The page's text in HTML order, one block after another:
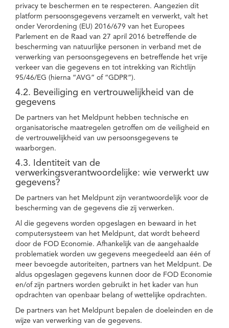
privacy te beschermen en te respecteren. Aangezien dit
platform persoonsgegevens verzamelt en verwerkt, valt het
onder Verordening (EU) 2016/679 van het Europees
Parlement en de Raad van 27 april 2016 betreffende de
bescherming van natuurlijke personen in verband met de
verwerking van persoonsgegevens en betreffende het vrije
verkeer van die gegevens en tot intrekking van Richtlijn
95/46/EG (hierna “AVG” of “GDPR”).
4.2. Beveiliging en vertrouwelijkheid van de
gegevens
De partners van het Meldpunt hebben technische en
organisatorische maatregelen getroffen om de veiligheid en
de vertrouwelijkheid van uw persoonsgegevens te
waarborgen.
4.3. Identiteit van de
verwerkingsverantwoordelijke: wie verwerkt uw
gegevens?
De partners van het Meldpunt zijn verantwoordelijk voor de
bescherming van de gegevens die zij verwerken.
Al die gegevens worden opgeslagen en bewaard in het
computersysteem van het Meldpunt, dat wordt beheerd
door de FOD Economie. Afhankelijk van de aangehaalde
problematiek worden uw gegevens meegedeeld aan één of
meer bevoegde autoriteiten, partners van het Meldpunt. De
aldus opgeslagen gegevens kunnen door de FOD Economie
en/of zijn partners worden gebruikt in het kader van hun
opdrachten van openbaar belang of wettelijke opdrachten.
De partners van het Meldpunt bepalen de doeleinden en de
wijze van verwerking van de gegevens.